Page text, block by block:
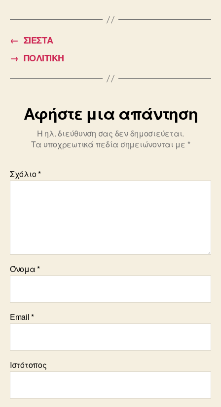
c
e
b
o
o
ailtt
← ΣΙΕΣΤΑ
→ ΠΟΛΙΤΙΚΗ
Αφήστε μια απάντηση
Η ηλ. διεύθυνση σας δεν δημοσιεύεται.
Τα υποχρεωτικά πεδία σημειώνονται με *
Σχόλιο*
Όνομα*
Email*
Ιστότοπος